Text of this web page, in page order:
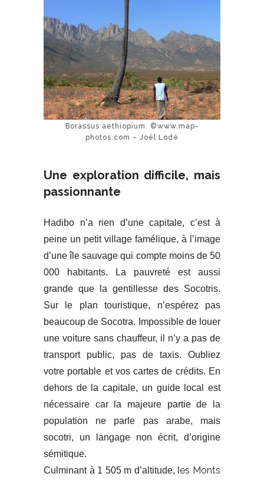
Borassus aethiopium. ©www.map-
photos.com – Joël Lodé
Une exploration difficile, mais
passionnante
Hadibo n’a rien d’une capitale, c’est à
peine un petit village famélique, à l’image
d’une île sauvage qui compte moins de 50
000 habitants. La pauvreté est aussi
grande que la gentillesse des Socotris.
Sur le plan touristique, n’espérez pas
beaucoup de Socotra. Impossible de louer
une voiture sans chauffeur, il n’y a pas de
transport public, pas de taxis. Oubliez
votre portable et vos cartes de crédits. En
dehors de la capitale, un guide local est
nécessaire car la majeure partie de la
population ne parle pas arabe, mais
socotri, un langage non écrit, d’origine
sémitique.
Culminant à 1 505 m d’altitude, les Monts